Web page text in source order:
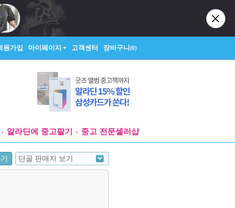
원가입 마이페이지 고객센터 장바구니(0)
알라딘에 중고팔기 중고 전문셀러샵
단골 판매자 보기